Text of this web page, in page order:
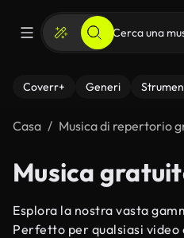
Coverr+ Generi
Casa Musica di repertorio
Musica
Esplora la nostra vasta
Perfetto per qualsiasi